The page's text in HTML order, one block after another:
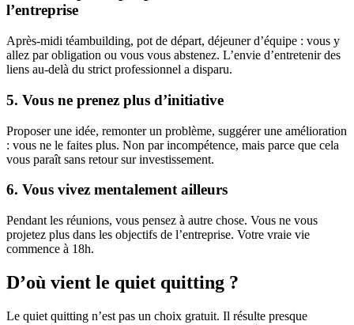
l’entreprise
Après-midi téambuilding, pot de départ, déjeuner d’équipe : vous y
allez par obligation ou vous vous abstenez. L’envie d’entretenir des
liens au-delà du strict professionnel a disparu.
5. Vous ne prenez plus d’initiative
Proposer une idée, remonter un problème, suggérer une amélioration
: vous ne le faites plus. Non par incompétence, mais parce que cela
vous paraît sans retour sur investissement.
6. Vous vivez mentalement ailleurs
Pendant les réunions, vous pensez à autre chose. Vous ne vous
projetez plus dans les objectifs de l’entreprise. Votre vraie vie
commence à 18h.
D’où vient le quiet quitting ?
Le quiet quitting n’est pas un choix gratuit. Il résulte presque